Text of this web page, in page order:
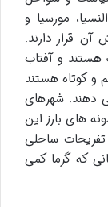
مورسیا و
آن قرار دارند.
هستند و آفتاب
و کوتاه هستند
دهند. شهرهای
های بارز این
ساحلی
که گرما کمی